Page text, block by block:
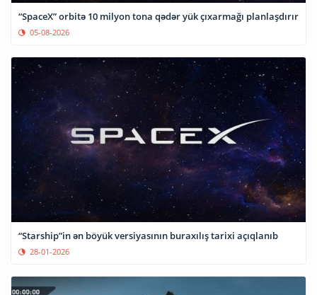
“SpaceX” orbitə 10 milyon tona qədər yük çıxarmağı planlaşdırır
05-08-2026
“Starship”in ən böyük versiyasının buraxılış tarixi açıqlanıb
28-01-2026